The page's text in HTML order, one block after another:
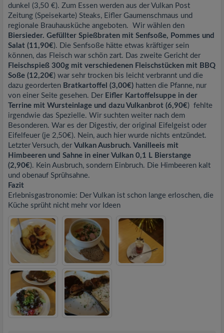
dunkel (3,50 €). Zum Essen werden aus der Vulkan Post
Zeitung (Speisekarte) Steaks, Eifler Gaumenschmaus und
regionale Brauhausküche angeboten. Wir wählen den
Biersieder. Gefüllter Spießbraten mit Senfsoße, Pommes und
Salat (11,90€). Die Senfsoße hätte etwas kräftiger sein
können, das Fleisch war schön zart. Das zweite Gericht der
Fleischspieß 300g mit verschiedenen Fleischstücken mit BBQ
Soße (12,20€) war sehr trocken bis leicht verbrannt und die
dazu georderten Bratkartoffel (3,00€) hatten die Pfanne, nur
von einer Seite gesehen. Der Eifler Kartoffelsuppe in der
Terrine mit Wursteinlage und dazu Vulkanbrot (6,90€) fehlte
irgendwie das Spezielle. Wir suchten weiter nach dem
Besonderen. War es der Digestiv, der original Eifelgeist oder
Eifelfeuer (je 2,50€). Nein, auch hier wurde nichts entzündet.
Letzter Versuch, der Vulkan Ausbruch. Vanilleeis mit
Himbeeren und Sahne in einer Vulkan 0,1 L Bierstange
(2,90€). Kein Ausbruch, sondern Einbruch. Die Himbeeren kalt
und obenauf Sprühsahne.
Fazit
Erlebnisgastronomie: Der Vulkan ist schon lange erloschen, die
Küche sprüht nicht mehr vor Ideen